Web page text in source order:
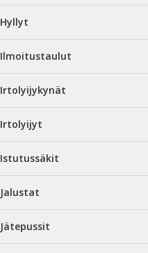
Hyllyt
Ilmoitustaulut
Irtolyijykynät
Irtolyijyt
Istutussäkit
Jalustat
Jätepussit